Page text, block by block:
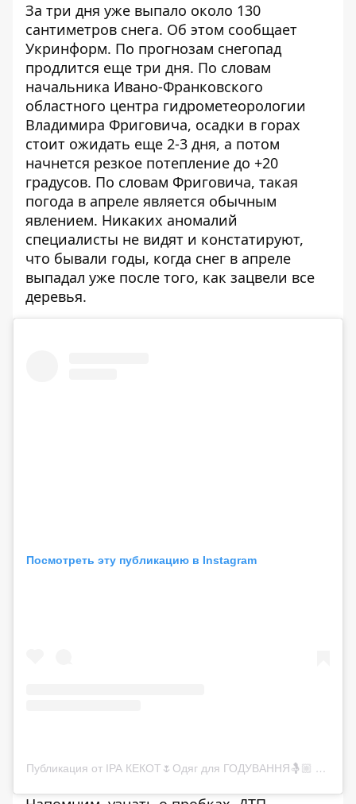
За три дня уже выпало около 130
сантиметров снега. Об этом сообщает
Укринформ. По прогнозам снегопад
продлится еще три дня. По словам
начальника Ивано-Франковского
областного центра гидрометеорологии
Владимира Фриговича, осадки в горах
стоит ожидать еще 2-3 дня, а потом
начнется резкое потепление до +20
градусов. По словам Фриговича, такая
погода в апреле является обычным
явлением. Никаких аномалий
специалисты не видят и констатируют,
что бывали годы, когда снег в апреле
выпадал уже после того, как зацвели все
деревья.
Посмотреть эту публикацию в Instagram
Публикация от ІРА КЕКОТ🌷Одяг для ГОДУВАННЯ🤱🏼 (@irakekot.mamas_secret)